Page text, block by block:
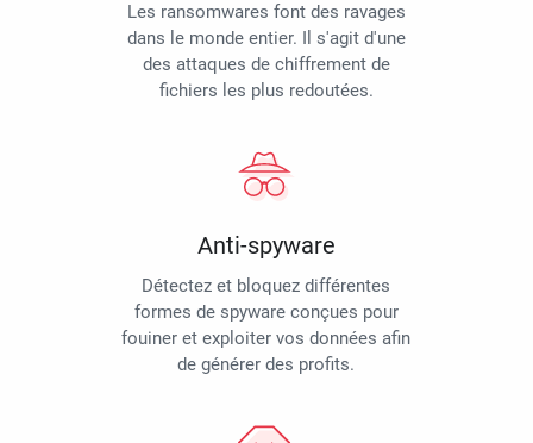
Les ransomwares font des ravages
dans le monde entier. Il s'agit d'une
des attaques de chiffrement de
fichiers les plus redoutées.
Anti-spyware
Détectez et bloquez différentes
formes de spyware conçues pour
fouiner et exploiter vos données afin
de générer des profits.